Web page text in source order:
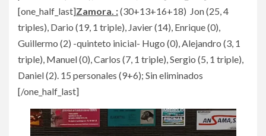
[one_half_last]Zamora. :(30+13+16+18) Jon (25, 4
triples), Dario (19, 1 triple), Javier (14), Enrique (0),
Guillermo (2) -quinteto inicial- Hugo (0), Alejandro (3, 1
triple), Manuel (0), Carlos (7, 1 triple), Sergio (5, 1 triple),
Daniel (2). 15 personales (9+6); Sin eliminados
[/one_half_last]